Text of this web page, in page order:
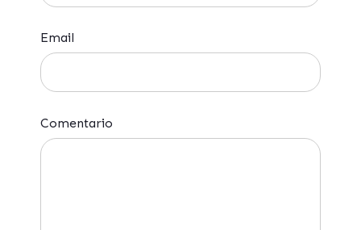
Email
Comentario